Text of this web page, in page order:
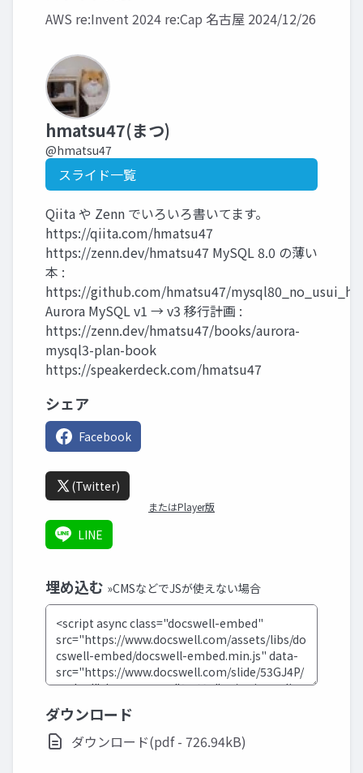
AWS re:Invent 2024 re:Cap 名古屋 2024/12/26
hmatsu47(まつ)
@hmatsu47
スライド一覧
Qiita や Zenn でいろいろ書いてます。
https://qiita.com/hmatsu47
https://zenn.dev/hmatsu47 MySQL 8.0 の薄い
本 :
https://github.com/hmatsu47/
Aurora MySQL v1 → v3 移行計画 :
https://zenn.dev/hmatsu47/books/aurora-
mysql3-plan-book
https://speakerdeck.com/hmatsu47
シェア
Facebook
(Twitter)
またはPlayer版
LINE
埋め込む »CMSなどでJSが使えない場合
ダウンロード
ダウンロード(pdf - 726.94kB)